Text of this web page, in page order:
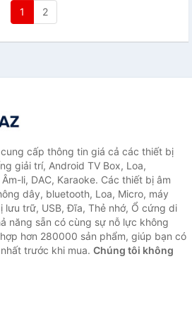
1 2
cấp thông tin giá cả các thiết bị
giải trí, Android TV Box, Loa,
li, DAC, Karaoke. Các thiết bị âm
dây, bluetooth, Loa, Micro, máy
lưu trữ, USB, Đĩa, Thẻ nhớ, Ổ cứng di
năng sẵn có cùng sự nỗ lực không
hơn 280000 sản phẩm, giúp bạn có
trước khi mua. Chúng tôi không